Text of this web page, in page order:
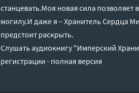
станцевать.Моя новая сила позволяет
могилу.И даже я – Хранитель Сердца
предстоит раскрыть.
Слушать аудиокнигу "Имперский
регистрации - полная версия